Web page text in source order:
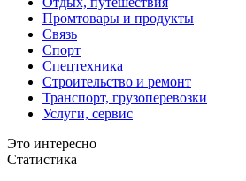
Промтовары и продукты
Связь
Спорт
Спецтехника
Строительство и ремонт
Транспорт, грузоперевозки
Услуги, сервис
Это интересно
Статистика